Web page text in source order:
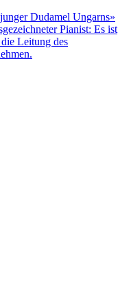
Dudamel Ungarns»
Pianist: Es ist
Leitung des